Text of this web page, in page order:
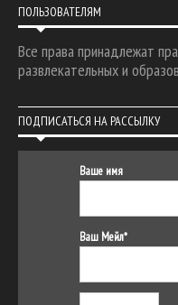
ПОЛЬЗОВАТЕЛЯМ
Все права принадлежат
развлекательных и
ПОДПИСАТЬСЯ НА РАССЫЛКУ
Ваше имя
Ваш Мейл*